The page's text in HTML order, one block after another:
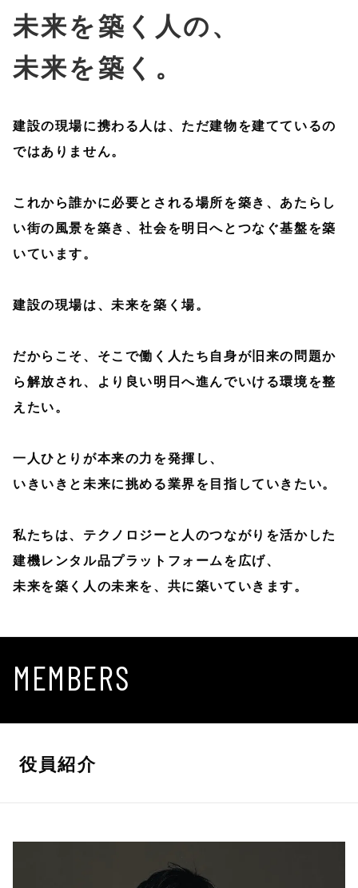
未来を築く人の、
未来を築く。
建設の現場に携わる人は、ただ建物を建てているの
ではありません。
これから誰かに必要とされる場所を築き、あたらし
い街の風景を築き、社会を明日へとつなぐ基盤を築
いています。
建設の現場は、未来を築く場。
だからこそ、そこで働く人たち自身が旧来の問題か
ら解放され、より良い明日へ進んでいける環境を整
えたい。
一人ひとりが本来の力を発揮し、
いきいきと未来に挑める業界を目指していきたい。
私たちは、テクノロジーと人のつながりを活かした
建機レンタル品プラットフォームを広げ、
未来を築く人の未来を、共に築いていきます。
MEMBERS
役員紹介